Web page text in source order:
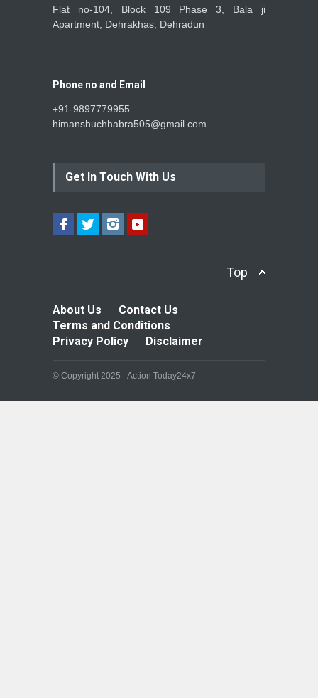
Flat no-104, Block 109 Phase 3, Bala ji
Apartment, Dehrakhas, Dehradun
Phone no and Email
+91-9897779955
himanshuchhabra505@gmail.com
Get In Touch With Us
Top
About Us
Contact Us
Terms and Conditions
Privacy Policy
Disclaimer
© Copyright 2025 - Action Today24x7